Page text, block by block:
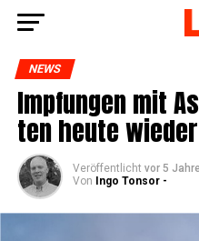
NEWS
Imp­fun­gen mit
ten heu­te wieder
Veröffentlicht vor 5
Von
Ingo Tonsor -